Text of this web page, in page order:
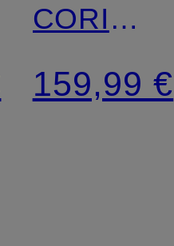
CORINS
mit 3/4-
Arm
159,99 €